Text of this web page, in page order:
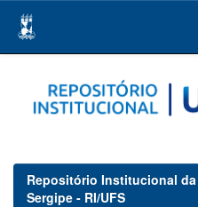
navigation
Repositório Institucional
Sergipe - RI/UFS